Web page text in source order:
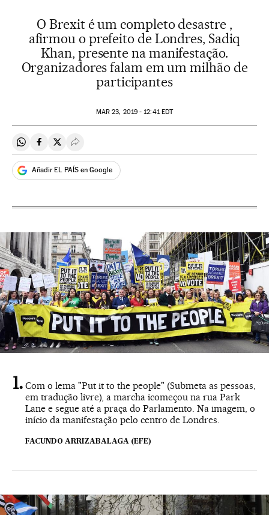
O Brexit é um completo desastre ,
afirmou o prefeito de Londres, Sadiq
Khan, presente na manifestação.
Organizadores falam em um milhão de
participantes
MAR 23, 2019 - 12:41 EDT
Compartir en Whatsapp
Compartir en Facebook
Compartir en Twitter
Desplegar Redes Sociales
Añadir EL PAÍS en Google
Com o lema "Put it to the people" (Submeta as pessoas,
em tradução livre), a marcha icomeçou na rua Park
Lane e segue até a praça do Parlamento. Na imagem, o
início da manifestação pelo centro de Londres.
FACUNDO ARRIZABALAGA (EFE)